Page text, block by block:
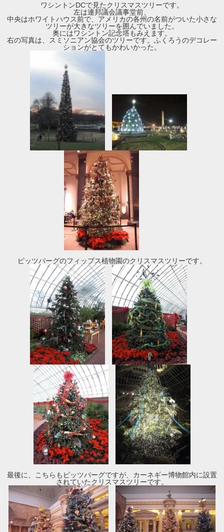
ワシントンDCで見たクリスマスツリーです。
左は連邦議会議事堂前、
中央はホワイトハウス前で、アメリカの各州の名前がついた小さな
ツリーが大きなツリーを囲んでいました。
奥にはワシントン記念塔もみえます。
右の写真は、スミソニアン協会のツリーです。ふくろうのデコレー
ションがとてもかわいかった。
ピッツバーグのフィップス植物園のクリスマスツリーです。
最後に、こちらもピッツバーグですが、カーネギー博物館内に設置
されていたクリスマスツリーです。